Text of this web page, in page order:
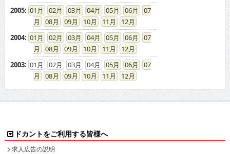
2005: 01 02 03 04 05 06
07
08
09 10 11
12
2004: 01 02 03 04 05 06
07
08
09 10 11
12
2003: 01 02 03 04 05 06
07
08
09 10 11 12
ドカントをご利用する皆様へ
求人広告の説明